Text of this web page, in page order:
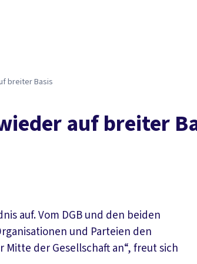
breiter Basis
auf breiter
auf. Vom DGB und den beiden
und Parteien den
der Gesellschaft an“, freut sich